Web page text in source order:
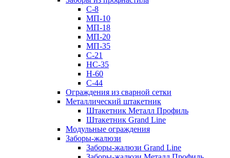
С-8
МП-10
МП-18
МП-20
МП-35
С-21
НС-35
Н-60
С-44
Ограждения из сварной сетки
Металлический штакетник
Штакетник Металл Профиль
Штакетник Grand Line
Модульные ограждения
Заборы-жалюзи
Заборы-жалюзи Grand Line